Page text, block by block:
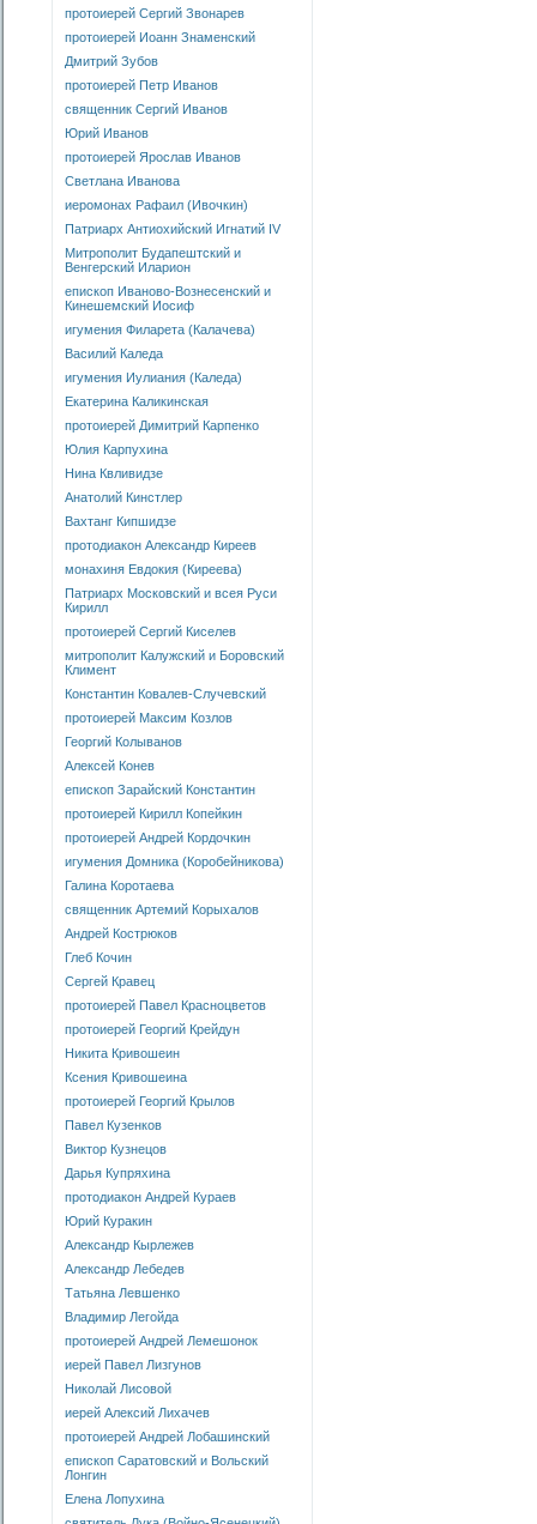
протоиерей Сергий Звонарев
протоиерей Иоанн Знаменский
Дмитрий Зубов
протоиерей Петр Иванов
священник Сергий Иванов
Юрий Иванов
протоиерей Ярослав Иванов
Светлана Иванова
иеромонах Рафаил (Ивочкин)
Патриарх Антиохийский Игнатий IV
Митрополит Будапештский и
Венгерский Иларион
епископ Иваново-Вознесенский и
Кинешемский Иосиф
игумения Филарета (Калачева)
Василий Каледа
игумения Иулиания (Каледа)
Екатерина Каликинская
протоиерей Димитрий Карпенко
Юлия Карпухина
Нина Квливидзе
Анатолий Кинстлер
Вахтанг Кипшидзе
протодиакон Александр Киреев
монахиня Евдокия (Киреева)
Патриарх Московский и всея Руси
Кирилл
протоиерей Сергий Киселев
митрополит Калужский и Боровский
Климент
Константин Ковалев-Случевский
протоиерей Максим Козлов
Георгий Колыванов
Алексей Конев
епископ Зарайский Константин
протоиерей Кирилл Копейкин
протоиерей Андрей Кордочкин
игумения Домника (Коробейникова)
Галина Коротаева
священник Артемий Корыхалов
Андрей Кострюков
Глеб Кочин
Сергей Кравец
протоиерей Павел Красноцветов
протоиерей Георгий Крейдун
Никита Кривошеин
Ксения Кривошеина
протоиерей Георгий Крылов
Павел Кузенков
Виктор Кузнецов
Дарья Купряхина
протодиакон Андрей Кураев
Юрий Куракин
Александр Кырлежев
Александр Лебедев
Татьяна Левшенко
Владимир Легойда
протоиерей Андрей Лемешонок
иерей Павел Лизгунов
Николай Лисовой
иерей Алексий Лихачев
протоиерей Андрей Лобашинский
епископ Саратовский и Вольский
Лонгин
Елена Лопухина